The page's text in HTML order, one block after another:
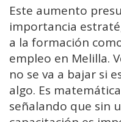
Este aumento
importancia
a la formación
empleo en Melilla.
no se va a bajar si
algo. Es
señalando que sin